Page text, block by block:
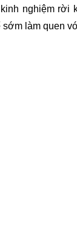
nghiệm rời
sớm làm quen